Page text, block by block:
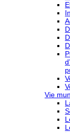
Vie